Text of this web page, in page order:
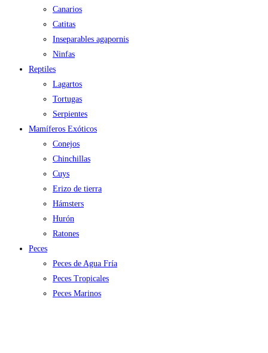
Canarios
Catitas
Inseparables agapornis
Ninfas
Reptiles
Lagartos
Tortugas
Serpientes
Mamíferos Exóticos
Conejos
Chinchillas
Cuys
Erizo de tierra
Hámsters
Hurón
Ratones
Peces
Peces de Agua Fría
Peces Tropicales
Peces Marinos